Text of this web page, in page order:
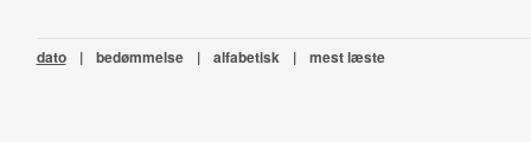
dato | bedømmelse | alfabetisk | mest læste